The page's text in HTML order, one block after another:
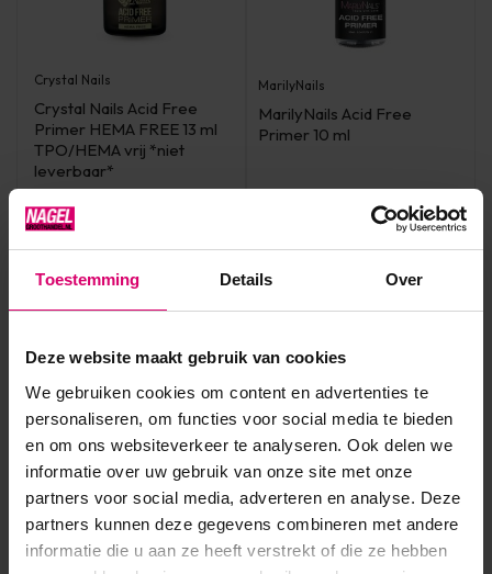
Toestemming Details Over
Deze website maakt gebruik van cookies
We gebruiken cookies om content en advertenties te
personaliseren, om functies voor social media te bieden
en om ons websiteverkeer te analyseren. Ook delen we
informatie over uw gebruik van onze site met onze
partners voor social media, adverteren en analyse. Deze
partners kunnen deze gegevens combineren met andere
informatie die u aan ze heeft verstrekt of die ze hebben
Crystal Nails
Crystal Nails Acid Free
Primer HEMA FREE 13 ml
TPO/HEMA vrij *niet
leverbaar*
Niet op voorraad
12,95
Bekijken
MarilyNails
MarilyNails Acid Free
Primer 10 ml
Overige categorieën in Gellak